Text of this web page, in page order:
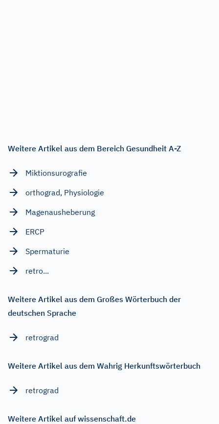
Weitere Artikel aus dem Bereich Gesundheit A-Z
Miktionsurografie
orthograd, Physiologie
Magenausheberung
ERCP
Spermaturie
retro...
Weitere Artikel aus dem Großes Wörterbuch der
deutschen Sprache
retrograd
Weitere Artikel aus dem Wahrig Herkunftswörterbuch
retrograd
Weitere Artikel auf wissenschaft.de